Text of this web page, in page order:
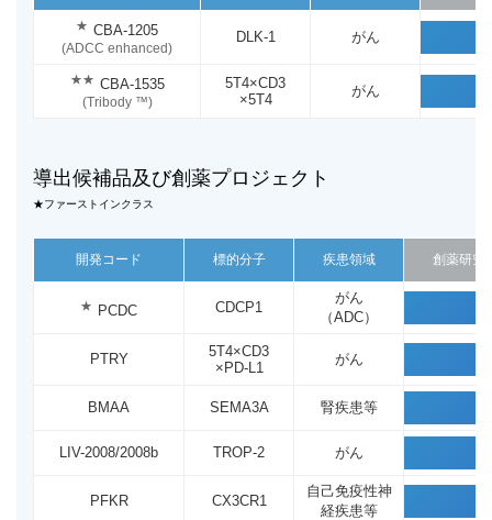
★ CBA-1205
(ADCC enhanced)
DLK-1 がん
★★ CBA-1535
(Tribody ™)
5T4×CD3
×5T4
がん
導出候補品及び創薬プロジェクト
★ファーストインクラス
開発コード 標的分子 疾患領域 創薬研究
★ PCDC CDCP1
がん
（ADC）
PTRY
5T4×CD3
×PD-L1
がん
BMAA SEMA3A 腎疾患等
LIV-2008/2008b TROP-2 がん
PFKR CX3CR1
自己免疫性神
経疾患等